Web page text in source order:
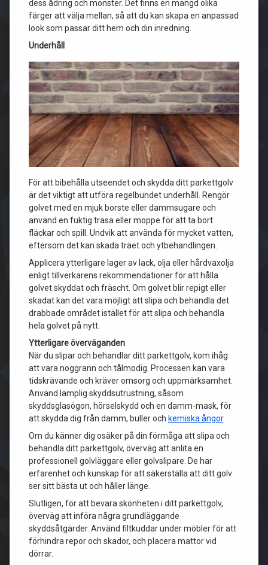
dess ådring och mönster. Det finns en mängd olika
färger att välja mellan, så att du kan skapa en anpassad
look som passar ditt hem och din inredning.
Underhåll
För att bibehålla utseendet och skydda ditt parkettgolv
är det viktigt att utföra regelbundet underhåll. Rengör
golvet med en mjuk borste eller dammsugare och
använd en fuktig trasa eller moppe för att ta bort
fläckar och spill. Undvik att använda för mycket vatten,
eftersom det kan skada träet och ytbehandlingen.
Applicera ytterligare lager av lack, olja eller hårdvaxolja
enligt tillverkarens rekommendationer för att hålla
golvet skyddat och fräscht. Om golvet blir repigt eller
skadat kan det vara möjligt att slipa och behandla det
drabbade området istället för att slipa och behandla
hela golvet på nytt.
Ytterligare överväganden
När du slipar och behandlar ditt parkettgolv, kom ihåg
att vara noggrann och tålmodig. Processen kan vara
tidskrävande och kräver omsorg och uppmärksamhet.
Använd lämplig skyddsutrustning, såsom
skyddsglasögon, hörselskydd och en damm-mask, för
att skydda dig från damm, buller och kemiska ångor.
Om du känner dig osäker på din förmåga att slipa och
behandla ditt parkettgolv, överväg att anlita en
professionell golvläggare eller golvslipare. De har
erfarenhet och kunskap för att säkerställa att ditt golv
ser sitt bästa ut och håller länge.
Slutligen, för att bevara skönheten i ditt parkettgolv,
överväg att införa några grundläggande
skyddsåtgärder. Använd filtkuddar under möbler för att
förhindra repor och skador, och placera mattor vid
dörrar.